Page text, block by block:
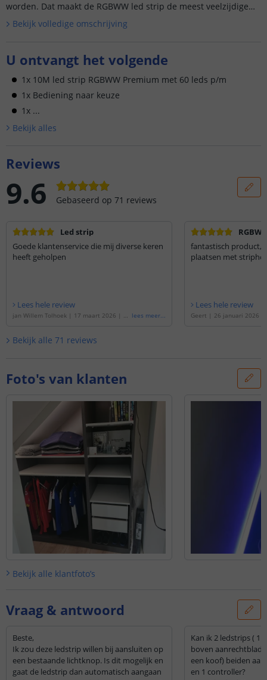
worden. Dat maakt de RGBWW led strip de meest veelzijdige
led st...
Bekijk volledige omschrijving
U ontvangt het volgende
1x 10M led strip RGBWW Premium met 60 leds p/m
1x Bediening naar keuze
1x ...
Bekijk alles
Reviews
9.6 Gebaseerd op 71 reviews
Led strip
Goede klantenservice die mij diverse keren
heeft geholpen
Lees hele review
jan Willem Tolhoek | 17 maart 2026 | Ge lees meer...
fantastisch product,
plaatsen met
Lees hele review
Geert | 26 januari 2026
Bekijk alle 71 reviews
Foto's van klanten
Bekijk alle klantfoto’s
Vraag & antwoord
Beste,
Ik zou deze ledstrip willen bij aansluiten op
een bestaande lichtknop. Is dit mogelijk en
gaat de ledstrip dan automatisch aangaan
Kan ik 2 ledstrips ( 1
boven aanrechtblad
een koof) beiden
en 1 controller?